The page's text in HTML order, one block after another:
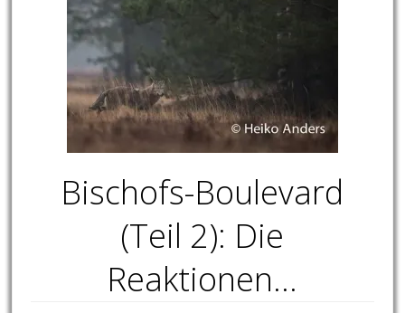
Bischofs-Boulevard
(Teil 2): Die
Reaktionen…